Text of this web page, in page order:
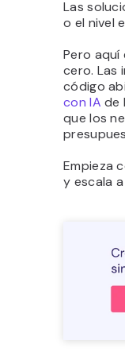
Las
o el nivel
Pero
cero. Las
código
con IA de
que los
Empieza
y escala